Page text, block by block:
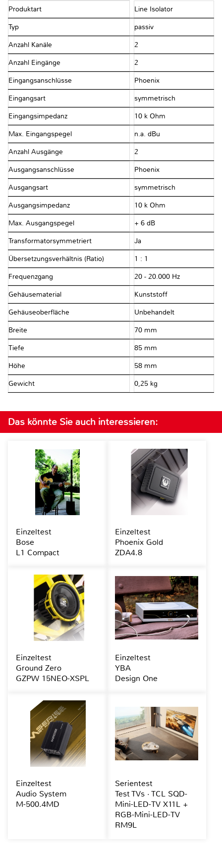
Produktart Line Isolator
Typ passiv
Anzahl Kanäle 2
Anzahl Eingänge 2
Eingangsanschlüsse Phoenix
Eingangsart symmetrisch
Eingangsimpedanz 10 k Ohm
Max. Eingangspegel n.a. dBu
Anzahl Ausgänge 2
Ausgangsanschlüsse Phoenix
Ausgangsart symmetrisch
Ausgangsimpedanz 10 k Ohm
Max. Ausgangspegel + 6 dB
Transformatorsymmetriert Ja
Übersetzungsverhältnis (Ratio) 1 : 1
Frequenzgang 20 - 20.000 Hz
Gehäusematerial Kunststoff
Gehäuseoberfläche Unbehandelt
Breite 70 mm
Tiefe 85 mm
Höhe 58 mm
Gewicht 0,25 kg
Das könnte Sie auch interessieren:
Einzeltest
Bose
L1 Compact
Einzeltest
Phoenix Gold
ZDA4.8
Einzeltest
Ground Zero
GZPW 15NEO-XSPL
Einzeltest
YBA
Design One
Einzeltest
Audio System
M-500.4MD
Serientest
Test TVs · TCL SQD-
Mini-LED-TV X11L +
RGB-Mini-LED-TV
RM9L